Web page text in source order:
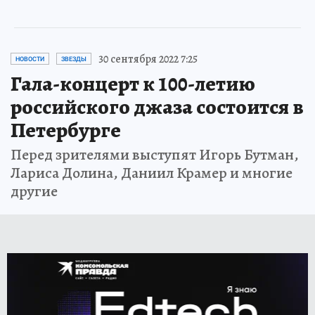
НОВОСТИ ЗВЕЗДЫ 30 сентября 2022 7:25
Гала-концерт к 100-летию
российского джаза состоится в
Петербурге
Перед зрителями выступят Игорь Бутман,
Лариса Долина, Даниил Крамер и многие
другие